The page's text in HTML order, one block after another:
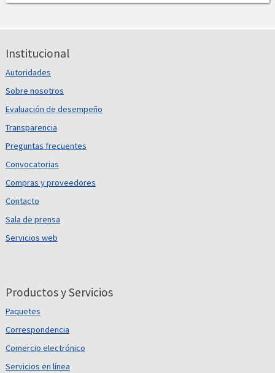
Institucional
Autoridades
Sobre nosotros
Evaluación de desempeño
Transparencia
Preguntas frecuentes
Convocatorias
Compras y proveedores
Contacto
Sala de prensa
Servicios web
Productos y Servicios
Paquetes
Correspondencia
Comercio electrónico
Servicios en línea